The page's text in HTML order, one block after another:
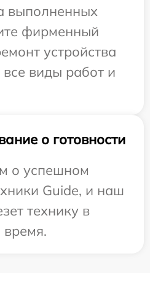
выполненных
фирменный
устройства
виды работ и
о готовности
о успешном
Guide, и наш
технику в
время.